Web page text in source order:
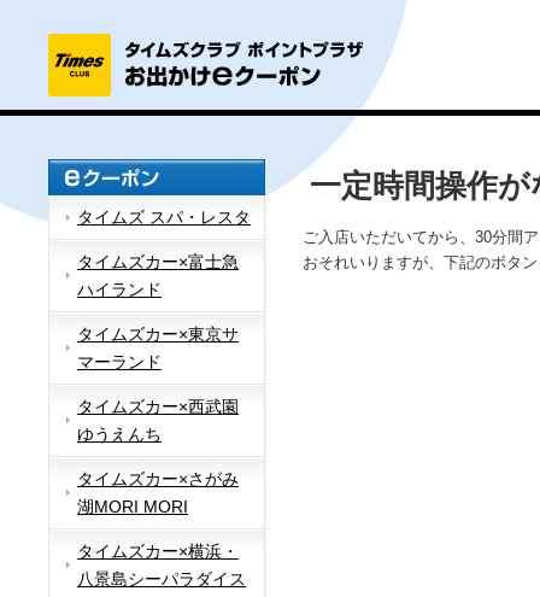
タイムズ スパ・レスタ
タイムズカー×富士急
ハイランド
タイムズカー×東京サ
マーランド
タイムズカー×西武園
ゆうえんち
タイムズカー×さがみ
湖MORI MORI
タイムズカー×横浜・
八景島シーパラダイス
一定時間操作
ご入店いただいてから、30分間
おそれいりますが、下記のボタ